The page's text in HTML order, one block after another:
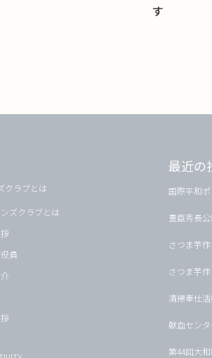
す
クラブとは
ズクラブとは
員
最近の
国際平和
豊臣秀長
さつま芋
さつま芋
清掃奉仕
献血セン
第44回大